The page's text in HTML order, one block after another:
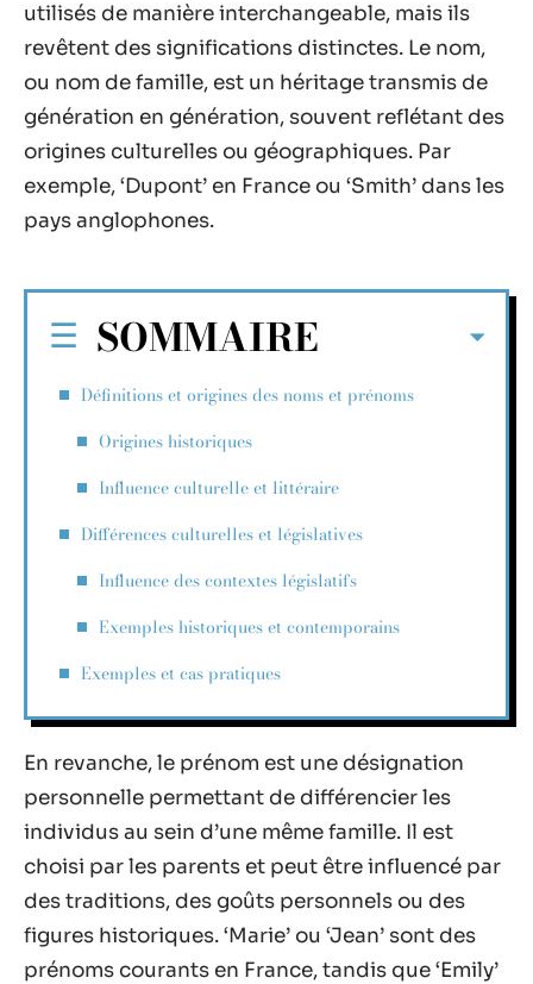
utilisés de manière interchangeable, mais ils
revêtent des significations distinctes. Le nom,
ou nom de famille, est un héritage transmis de
génération en génération, souvent reflétant des
origines culturelles ou géographiques. Par
exemple, ‘Dupont’ en France ou ‘Smith’ dans les
pays anglophones.
SOMMAIRE
Définitions et origines des noms et prénoms
Origines historiques
Influence culturelle et littéraire
Différences culturelles et législatives
Influence des contextes législatifs
Exemples historiques et contemporains
Exemples et cas pratiques
En revanche, le prénom est une désignation
personnelle permettant de différencier les
individus au sein d’une même famille. Il est
choisi par les parents et peut être influencé par
des traditions, des goûts personnels ou des
figures historiques. ‘Marie’ ou ‘Jean’ sont des
prénoms courants en France, tandis que ‘Emily’